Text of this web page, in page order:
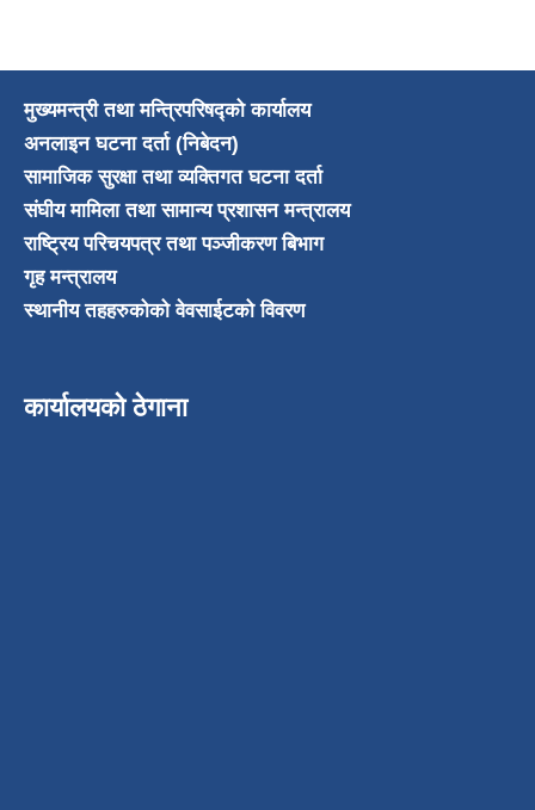
मुख्यमन्त्री तथा मन्त्रिपरिषद्को कार्यालय
अनलाइन घटना दर्ता (निबेदन)
सामाजिक सुरक्षा तथा व्यक्तिगत घटना दर्ता
संघीय मामिला तथा सामान्य प्रशासन मन्त्रालय
राष्ट्रिय परिचयपत्र तथा पञ्जीकरण बिभाग
गृह मन्त्रालय
स्थानीय तहहरुकोको वेवसाईटको विवरण
कार्यालयको ठेगाना